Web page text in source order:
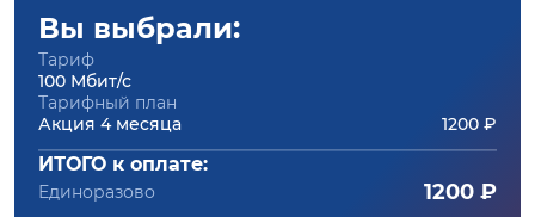
Вы выбрали:
Тариф
100 Мбит/с
Тарифный план
Акция 4 месяца
1200 ₽
ИТОГО к оплате:
Единоразово 1200 ₽